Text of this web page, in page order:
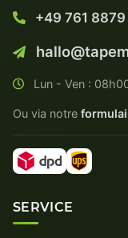
+49 761
Lun - Ven :
Ou via notre
SERVICE